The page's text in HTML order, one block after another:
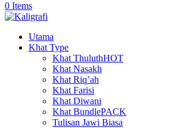
0 Items
Utama
Khat Type
Khat ThuluthHOT
Khat Nasakh
Khat Riq’ah
Khat Farisi
Khat Diwani
Khat BundlePACK
Tulisan Jawi Biasa